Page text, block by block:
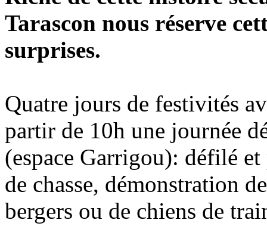
Tarascon nous réserve
surprises.
Quatre jours de festivités
partir de 10h une journée
(espace Garrigou): défilé
de chasse, démonstration
bergers ou de chiens de